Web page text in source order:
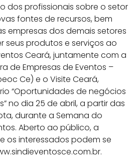
dos profissionais sobre o setor
fontes de recursos, bem
empresas dos demais setores
seus produtos e serviços ao
Ceará, juntamente com a
de Empresas de Eventos –
Ce) e o Visite Ceará,
“Oportunidades de negócios
no dia 25 de abril, a partir das
durante a Semana do
Aberto ao público, a
os interessados podem se